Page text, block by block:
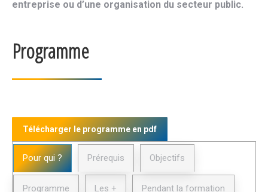
entreprise ou d’une organisation du secteur public.
Programme
Télécharger le programme en pdf
Pour qui ? Prérequis Objectifs
Programme Les + Pendant la formation